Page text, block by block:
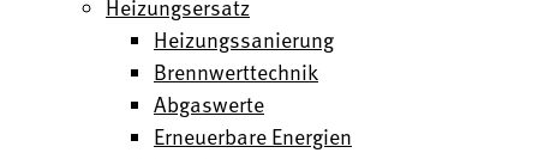
Heizungsersatz
Heizungssanierung
Brennwerttechnik
Abgaswerte
Erneuerbare Energien